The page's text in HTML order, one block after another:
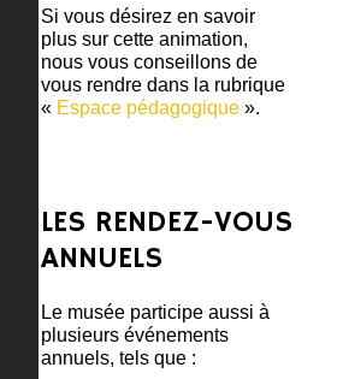
Si vous désirez en savoir
plus sur cette animation,
nous vous conseillons de
vous rendre dans la rubrique
« Espace pédagogique».
LES RENDEZ-VOUS
ANNUELS
Le musée participe aussi à
plusieurs événements
annuels, tels que :